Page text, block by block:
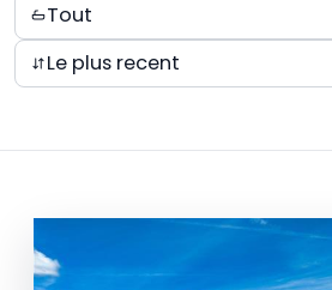
Tout
Le plus recent